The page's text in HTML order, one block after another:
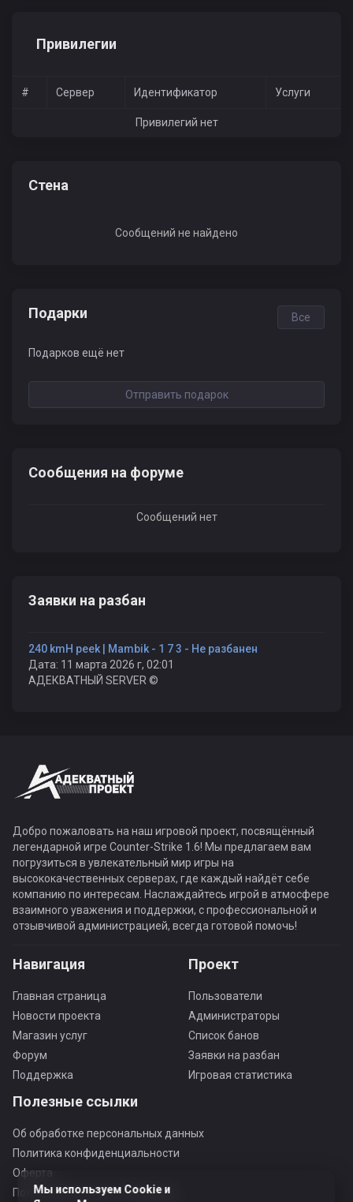
Привилегии
# Сервер Идентификатор Услуги
Привилегий нет
Стена
Сообщений не найдено
Подарки Все
Подарков ещё нет
Отправить подарок
Сообщения на форуме
Сообщений нет
Заявки на разбан
240 kmH peek | Mambik - 1 7 3 - Не разбанен
Дата: 11 марта 2026 г, 02:01
АДЕКВАТНЫЙ SERVER ©
Добро пожаловать на наш игровой проект, посвящённый
легендарной игре Counter-Strike 1.6! Мы предлагаем вам
погрузиться в увлекательный мир игры на
высококачественных серверах, где каждый найдёт себе
компанию по интересам. Наслаждайтесь игрой в атмосфере
взаимного уважения и поддержки, с профессиональной и
отзывчивой администрацией, всегда готовой помочь!
Навигация
Главная страница
Новости проекта
Магазин услуг
Форум
Поддержка
Проект
Пользователи
Администраторы
Список банов
Заявки на разбан
Игровая статистика
Полезные ссылки
Об обработке персональных данных
Политика конфиденциальности
Оферта
Пользовательское соглашение
Мы используем Cookie и